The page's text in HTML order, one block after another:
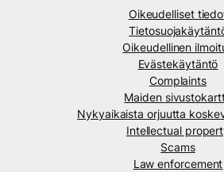
Oikeudelliset
Oikeudellinen
Evästekäytäntö
Complaints
Maiden
Nykyaikaista orjuutta
Intellectual
Scams
Law enforcement